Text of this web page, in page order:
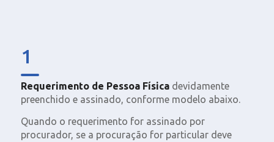
1
Requerimento de Pessoa Físicadevidamente
preenchido e assinado, conforme modelo abaixo.
Quando o requerimento for assinado por
procurador, se a procuração for particular deve